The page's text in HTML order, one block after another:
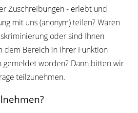
Zuschreibungen - erlebt und
mit uns (anonym) teilen? Waren
oder sind Ihnen
dem Bereich in Ihrer Funktion
gemeldet worden? Dann bitten wir
teilzunehmen.